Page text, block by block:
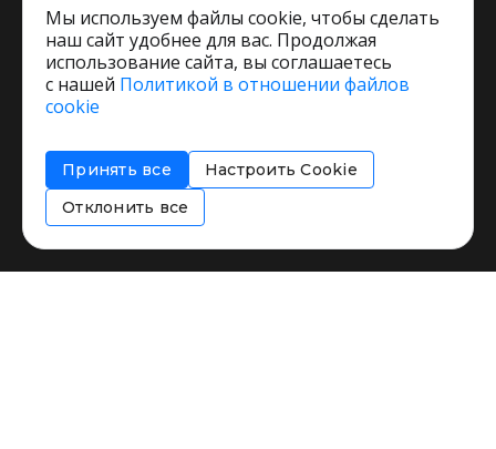
Пользовательское соглашение
Соглашение об информировании
Политика использования cookies
Мы используем файлы cookie, чтобы сделать
наш сайт удобнее для вас. Продолжая
использование сайта, вы соглашаетесь
с нашей Политикой в отношении файлов
cookie
Принять все
Настроить Cookie
Отклонить все